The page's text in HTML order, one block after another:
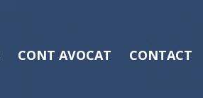
CONT AVOCAT CONTACT